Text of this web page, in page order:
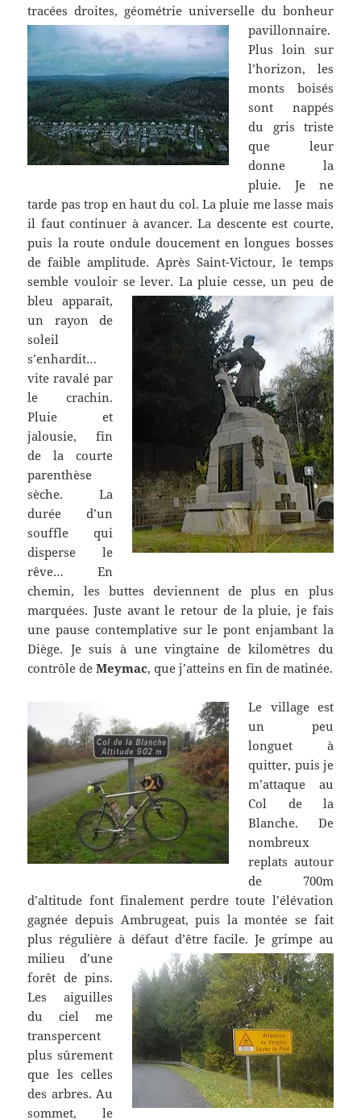
tracées droites, géométrie universelle du bonheur
pavillonnaire.
Plus loin sur
l’horizon, les
monts boisés
sont nappés
du gris triste
que leur
donne la
pluie. Je ne
tarde pas trop en haut du col. La pluie me lasse mais
il faut continuer à avancer. La descente est courte,
puis la route ondule doucement en longues bosses
de faible amplitude. Après Saint-Victour, le temps
semble vouloir se lever. La pluie cesse,un peu de
bleu apparaît,
un rayon de
soleil
s’enhardit…
vite ravalé par
le crachin.
Pluie et
jalousie, fin
de la courte
parenthèse
sèche. La
durée d’un
souffle qui
disperse le
rêve… En
chemin, les buttes deviennent de plus en plus
marquées. Juste avant le retour de la pluie, je fais
une pause contemplative sur le pont enjambant la
Diège. Je suis à une vingtaine de kilomètres du
contrôle deMeymac, que j’atteins en fin de matinée.
Le village est
un peu
longuet à
quitter, puis je
m’attaque au
Col de la
Blanche. De
nombreux
replats autour
de 700m
d’altitude font finalement perdre toute l’élévation
gagnée depuis Ambrugeat, puis la montée se fait
plus régulière à défaut d’être facile.Je grimpe au
milieu d’une
forêt de pins.
Les aiguilles
du ciel me
transpercent
plus sûrement
que les celles
des arbres. Au
sommet, le